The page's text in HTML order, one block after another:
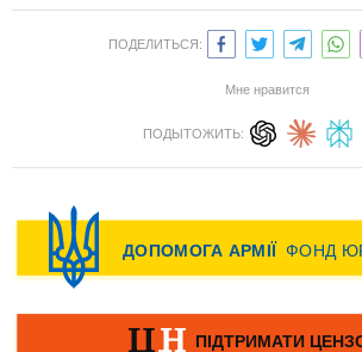
ПОДЕЛИТЬСЯ:
Мне нравится
ПОДЫТОЖИТЬ: